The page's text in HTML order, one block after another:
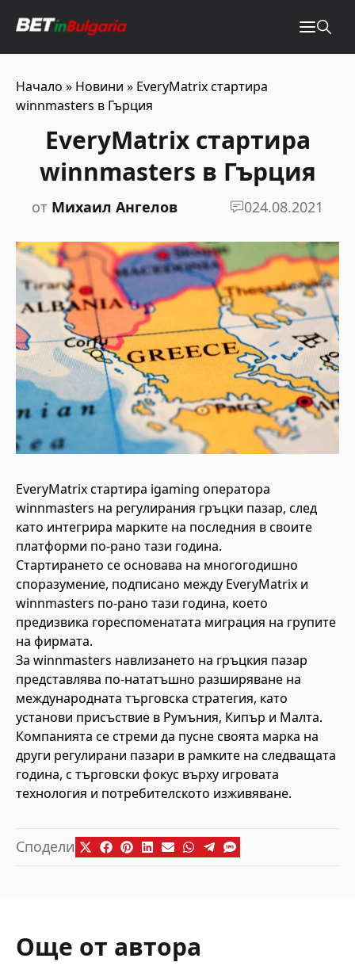
Начало » Новини » EveryMatrix стартира
winnmasters в Гърция
EveryMatrix стартира
winnmasters в Гърция
от Михаил Ангелов 024.08.2021
EveryMatrix стартира igaming оператора
winnmasters на регулирания гръцки пазар, след
като интегрира марките на последния в своите
платформи по-рано тази година.
Стартирането се основава на многогодишно
споразумение, подписано между EveryMatrix и
winnmasters по-рано тази година, което
предизвика гореспоменатата миграция на групите
на фирмата.
За winnmasters навлизането на гръцкия пазар
представлява по-нататъшно разширяване на
международната търговска стратегия, като
установи присъствие в Румъния, Кипър и Малта.
Компанията се стреми да пусне своята марка на
други регулирани пазари в рамките на следващата
година, с търговски фокус върху игровата
технология и потребителското изживяване.
Сподели
Още от автора